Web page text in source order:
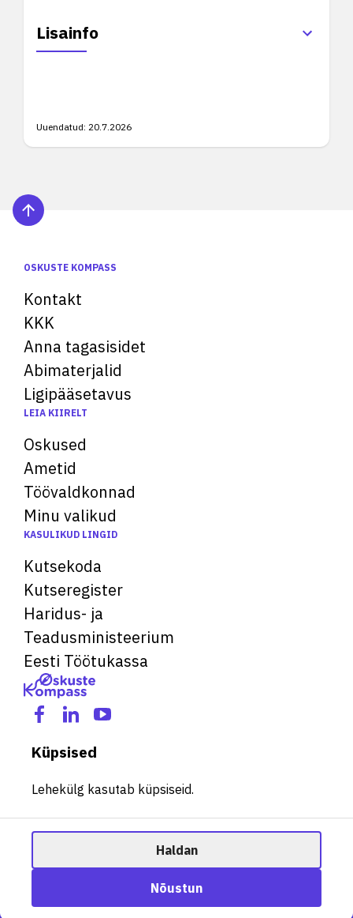
Lisainfo
Uuendatud: 20.7.2026
Ametisoovitaja
OSKUSTE KOMPASS
Kontakt
KKK
Anna tagasisidet
Abimaterjalid
Ligipääsetavus
LEIA KIIRELT
Oskused
Ametid
Töövaldkonnad
Minu valikud
KASULIKUD LINGID
Kutsekoda
Kutseregister
Haridus- ja
Teadusministeerium
Eesti Töötukassa
Küpsised
Lehekülg kasutab küpsiseid.
Haldan
Nõustun